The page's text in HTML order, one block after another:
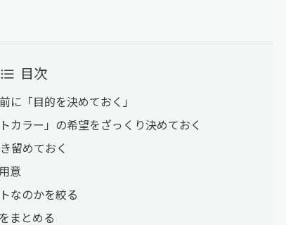
目次
に「目的を決めておく」
カラー」の希望をざっくり決めておく
留めておく
意
なのかを絞る
まとめる